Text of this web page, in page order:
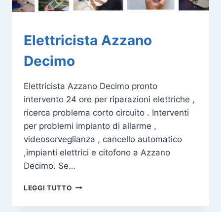
Elettricista Azzano
Decimo
Elettricista Azzano Decimo pronto
intervento 24 ore per riparazioni elettriche ,
ricerca problema corto circuito . Interventi
per problemi impianto di allarme ,
videosorveglianza , cancello automatico
,impianti elettrici e citofono a Azzano
Decimo. Se…
LEGGI TUTTO ELETTRICISTA
DECIMO